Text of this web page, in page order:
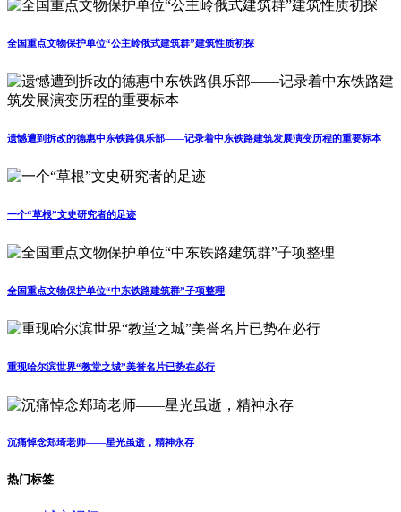
全国重点文物保护单位“公主岭俄式建筑群”建筑性质初探
遗憾遭到拆改的德惠中东铁路俱乐部——记录着中东铁路建筑发展演变历程的重要标本
一个“草根”文史研究者的足迹
全国重点文物保护单位“中东铁路建筑群”子项整理
重现哈尔滨世界“教堂之城”美誉名片已势在必行
沉痛悼念郑琦老师——星光虽逝，精神永存
热门标签